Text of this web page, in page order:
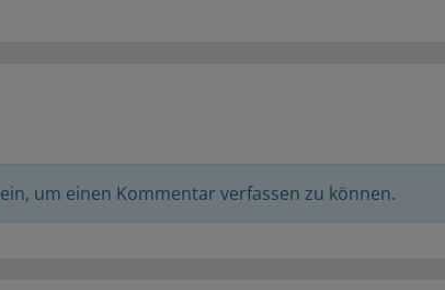
um einen Kommentar verfassen zu können.